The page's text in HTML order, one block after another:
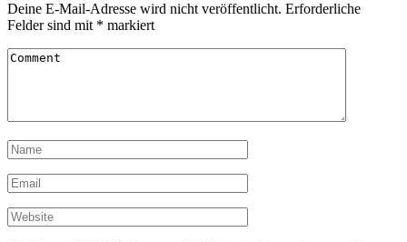
Deine E-Mail-Adresse wird nicht veröffentlicht. Erforderliche
Felder sind mit * markiert